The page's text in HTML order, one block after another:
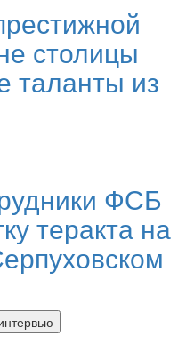
столицы
таланты из
ФСБ
теракта на